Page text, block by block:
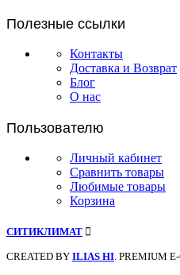
Полезные ссылки
Контакты
Доставка и Возврат
Блог
О нас
Пользователю
Личный кабинет
Сравнить товары
Любимые товары
Корзина
СИТИКЛИМАТ
CREATED BY ILIAS HI. PREMIUM